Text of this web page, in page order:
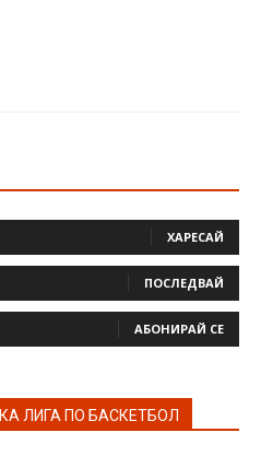
ХАРЕСАЙ
ПОСЛЕДВАЙ
АБОНИРАЙ СЕ
ЛИГА ПО БАСКЕТБОЛ